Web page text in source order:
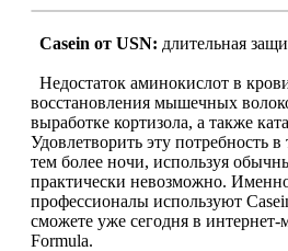
Коллаген
НАЗАД
Сывороточный протеин
Казеин
Casein от USN: длительная
Недостаток аминокислот в
восстановления мышечных
выработке кортизола, а также
Удовлетворить эту потребность в
тем более ночи, используя
практически невозможно.
профессионалы используют
сможете уже сегодня в интернет-
Formula.